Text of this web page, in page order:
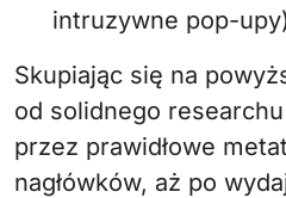
intruzywne pop-
Skupiając się na
od solidnego
przez prawidłowe
nagłówków, aż po